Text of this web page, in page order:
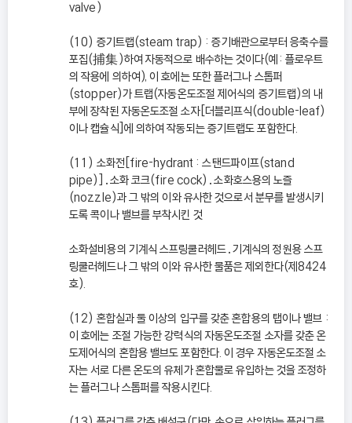
valve)
(10) 증기트랩(steam trap) : 증기배관으로부터 응축수를
포집(捕集)하여 자동적으로 배수하는 것이다(예: 플로우트
의 작용에 의하여), 이 호에는 또한 플러그나 스톱퍼
(stopper)가 트랩(자동온도조절 제어식의 증기트랩)의 내
부에 장착된 자동온도조절 소자[더블리프식(double-leaf)
이나 캡슐식]에 의하여 작동되는 증기트랩도 포함한다.
(11) 소화전[fire-hydrant : 스탠드파이프(stand
pipe)]․소화 코크(fire cock)․소화호스용의 노즐
(nozzle)과 그 밖의 이와 유사한 것으로서 분무를 발생시키
도록 콕이나 밸브를 부착시킨 것
소화설비용의 기계식 스프링쿨러헤드․기계식의 정원용 스프
링쿨러헤드나 그 밖의 이와 유사한 물품은 제외한다(제8424
호).
(12) 혼합실과 둘 이상의 입구를 갖춘 혼합용의 탭이나 밸브 :
이 호에는 조절 가능한 강력식의 자동온도조절 소자를 갖춘 온
도제어식의 혼합용 밸브도 포함한다. 이 경우 자동온도조절 소
자는 서로 다른 온도의 유체가 혼합물로 유입하는 것을 조정하
는 플러그나 스톱퍼를 작용시킨다.